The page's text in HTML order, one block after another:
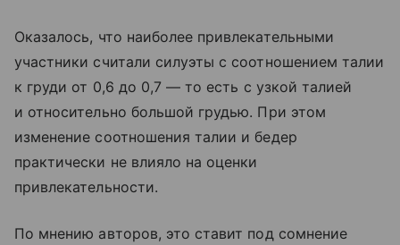
Оказалось, что наиболее привлекательными
участники считали силуэты с соотношением талии
к груди от 0,6 до 0,7 — то есть с узкой талией
и относительно большой грудью. При этом
изменение соотношения талии и бедер
практически не влияло на оценки
привлекательности.
По мнению авторов, это ставит под сомнение